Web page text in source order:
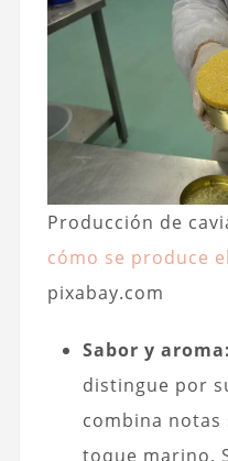
Producción de
cómo se produce
pixabay.com
Sabor y aroma:
distingue por
combina notas
toque marino.